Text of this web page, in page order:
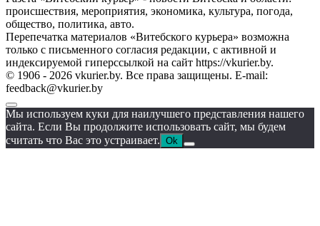
происшествия, мероприятия, экономика, культура, погода,
общество, политика, авто.
Перепечатка материалов «Витебского курьера» возможна
только с письменного согласия редакции, с активной и
индексируемой гиперссылкой на сайт https://vkurier.by.
© 1906 - 2026 vkurier.by. Все права защищены. E-mail:
feedback@vkurier.by
Мы используем куки для наилучшего представления нашего
сайта. Если Вы продолжите использовать сайт, мы будем
считать что Вас это устраивает. Ok